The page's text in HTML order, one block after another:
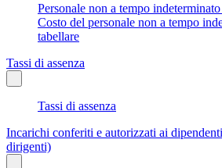
Personale non a tempo
Costo del personale non a tempo
tabellare
Tassi di assenza
Tassi di assenza
Incarichi conferiti e autorizzati ai
dirigenti)